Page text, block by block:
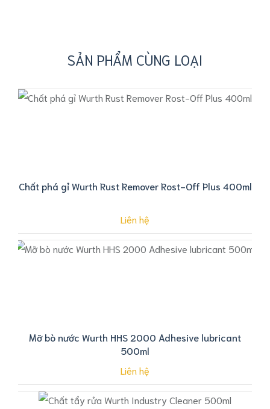
SẢN PHẨM CÙNG LOẠI
Chất phá gỉ Wurth Rust Remover Rost-Off Plus 400ml
Liên hệ
Mỡ bò nước Wurth HHS 2000 Adhesive lubricant
500ml
Liên hệ